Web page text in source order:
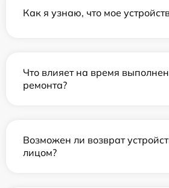
Как я узнаю, что мое
Что влияет на время
ремонта?
Возможен ли возврат
лицом?